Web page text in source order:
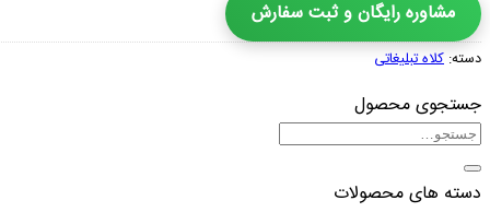
مشاوره رایگان و ثبت سفارش
دسته: کلاه تبلیغاتی
جستجوی محصول
جستجو
برای:
دسته های محصولات